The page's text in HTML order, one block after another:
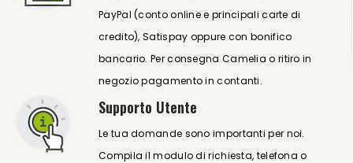
PayPal (conto online e principali carte di
credito), Satispay oppure con bonifico
bancario. Per consegna Camelia o ritiro in
negozio pagamento in contanti.
Supporto Utente
Le tua domande sono importanti per noi.
Compila il modulo di richiesta, telefona o